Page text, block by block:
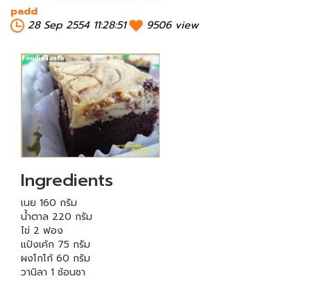
padd
28 Sep 2554 11:28:51
9506 view
Ingredients
เนย 160 กรัม
น้ำตาล 220 กรัม
ไข่ 2 ฟอง
แป้งเค้ก 75 กรัม
ผงโกโก้ 60 กรัม
วานิลา 1 ช้อนชา